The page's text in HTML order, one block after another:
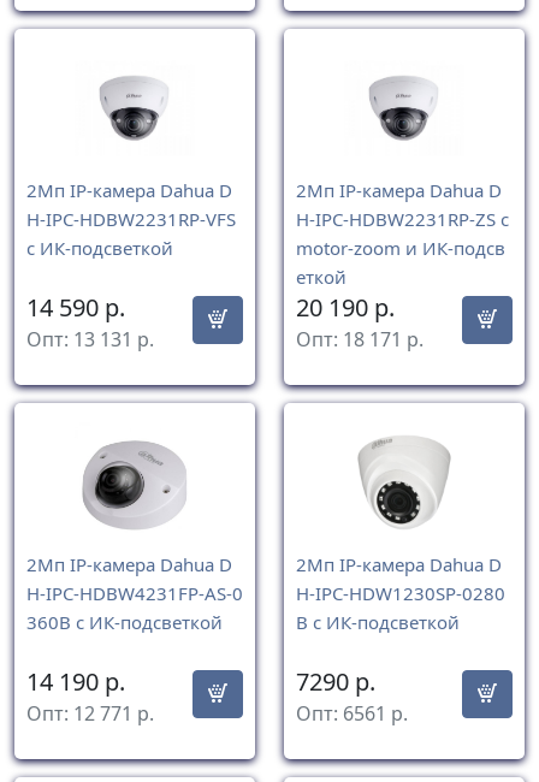
2Mп IP-камера Dahua D
H-IPC-HDBW2231RP-VFS
с ИК-подсветкой
14 590 р.
Опт: 13 131 р.
2Mп IP-камера Dahua D
H-IPC-HDBW2231RP-ZS с
motor-zoom и ИК-подсв
еткой
20 190 р.
Опт: 18 171 р.
2Mп IP-камера Dahua D
H-IPC-HDBW4231FP-AS-0
360B с ИК-подсветкой
14 190 р.
Опт: 12 771 р.
2Mп IP-камера Dahua D
H-IPC-HDW1230SP-0280
B с ИК-подсветкой
7290 р.
Опт: 6561 р.